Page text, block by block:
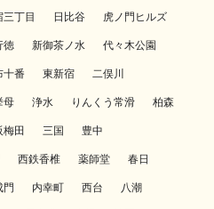
三丁目 日比谷 虎ノ門ヒルズ
徳 新御茶ノ水 代々木公園
十番 東新宿 二俣川
母 浄水 りんくう常滑 柏森
梅田 三国 豊中
西鉄香椎 薬師堂 春日
門 内幸町 西台 八潮